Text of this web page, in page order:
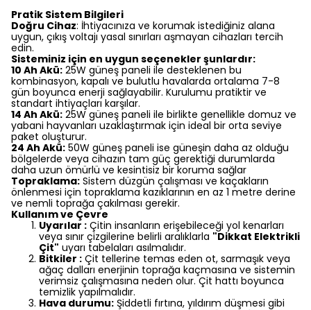
Pratik Sistem Bilgileri
Doğru Cihaz: İhtiyacınıza ve korumak istediğiniz alana
uygun, çıkış voltajı yasal sınırları aşmayan cihazları tercih
edin.
Sisteminiz için en uygun seçenekler şunlardır:
10 Ah Akü: 25W güneş paneli ile desteklenen bu
kombinasyon, kapalı ve bulutlu havalarda ortalama 7-8
gün boyunca enerji sağlayabilir. Kurulumu pratiktir ve
standart ihtiyaçları karşılar.
14 Ah Akü: 25W güneş paneli ile birlikte genellikle domuz ve
yabani hayvanları uzaklaştırmak için ideal bir orta seviye
paket oluşturur.
24 Ah Akü: 50W güneş paneli ise güneşin daha az olduğu
bölgelerde veya cihazın tam güç gerektiği durumlarda
daha uzun ömürlü ve kesintisiz bir koruma sağlar
Topraklama: Sistem düzgün çalışması ve kaçakların
önlenmesi için topraklama kazıklarının en az 1 metre derine
ve nemli toprağa çakılması gerekir.
Kullanım ve Çevre
Uyarılar : Çitin insanların erişebileceği yol kenarları
veya sınır çizgilerine belirli aralıklarla "Dikkat Elektrikli
Çit" uyarı tabelaları asılmalıdır.
Bitkiler : Çit tellerine temas eden ot, sarmaşık veya
ağaç dalları enerjinin toprağa kaçmasına ve sistemin
verimsiz çalışmasına neden olur. Çit hattı boyunca
temizlik yapılmalıdır.
Hava durumu: Şiddetli fırtına, yıldırım düşmesi gibi